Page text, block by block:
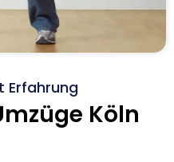
Erfahrung
Köln